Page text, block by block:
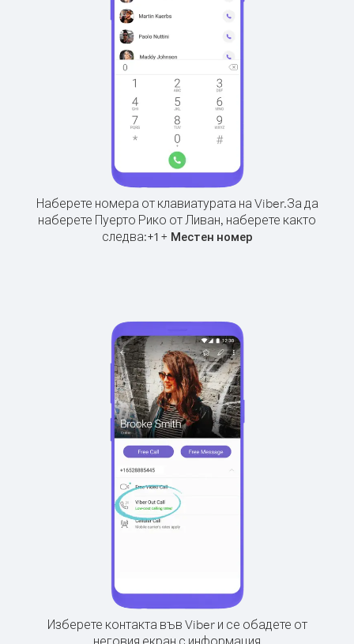
Наберете номера от клавиатурата на Viber.За да
наберете Пуерто Рико от Ливан, наберете както
следва:+1+ Местен номер
Изберете контакта във Viber и се обадете от
неговия екран с информация